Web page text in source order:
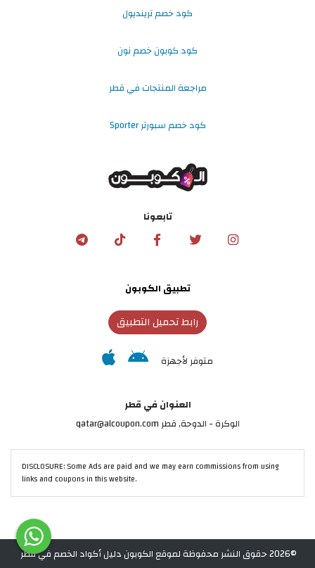
كود خصم ترينديول
كود كوبون خصم نون
مراجعة المنتجات في قطر
كود خصم سبورتر Sporter
تابعونا
تطبيق الكوبون
رابط تحميل التطبيق
متوفر لأجهزة
العنوان في قطر
الوكرة - الدوحة, قطر qatar@alcoupon.com
DISCLOSURE: Some Ads are paid and we may earn commissions from using
links and coupons in this website.
©2026 حقوق النشر محفوظة لموقع الكوبون دليل أكواد الخصم في قطر